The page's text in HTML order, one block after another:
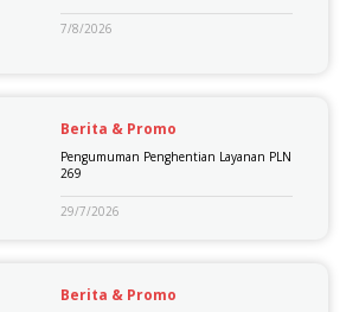
7/8/2026
Berita & Promo
Pengumuman Penghentian Layanan PLN
269
29/7/2026
Berita & Promo